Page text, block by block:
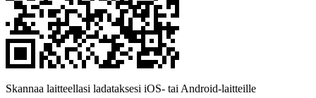
Skannaa laitteellasi ladataksesi iOS- tai Android-laitteille